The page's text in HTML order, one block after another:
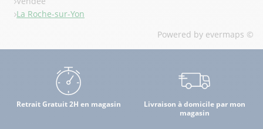
La Roche-sur-Yon
Powered by evermaps ©
Retrait Gratuit 2H en magasin
Livraison à domicile par mon
magasin